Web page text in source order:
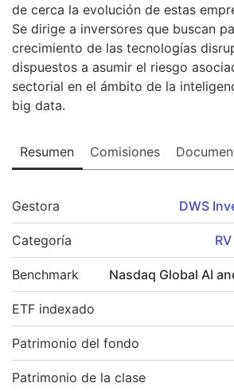
de cerca la evolución de estas
Se dirige a inversores que buscan
crecimiento de las tecnologías
dispuestos a asumir el riesgo
sectorial en el ámbito de la
big data.
Resumen Comisiones
Gestora DWS
Categoría
Benchmark Nasdaq Global AI
ETF indexado
Patrimonio del fondo
Patrimonio de la clase